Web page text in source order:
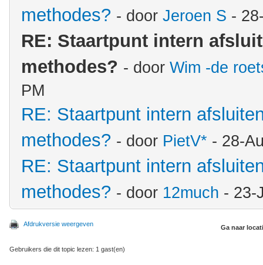
methodes? - door Jeroen S -
RE: Staartpunt intern
methodes? - door Wim -de
PM
RE: Staartpunt intern
methodes? - door PietV* - 28-
RE: Staartpunt intern
methodes? - door 12much - 23-
Afdrukversie weergeven Ga naar
Gebruikers die dit topic lezen: 1 gast(en)